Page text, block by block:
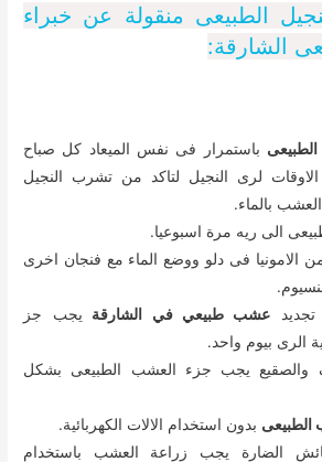
الطبيعى منقولة عن خبراء
الشارقة:
باستمرار فى نفس الميعاد كل صباح
لرى النجيل لتاكد من تشرب النجيل
بالماء.
الى ريه مرة اسبوعيا.
الامونيا فى دلو ووضع الماء مع فنجان اخرى
عشب طبيعي في الشارقة يجب جز
الرى بيوم واحد.
والصقيع يجب جزء العشب الطبيعى بشكل
الطبيعى بدون استخدام الالات الكهربائية.
الضارة يجب زراعة العشب باستخدام